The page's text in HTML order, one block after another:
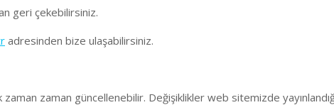
geri çekebilirsiniz.
adresinden bize ulaşabilirsiniz.
zaman güncellenebilir. Değişiklikler web sitemizde